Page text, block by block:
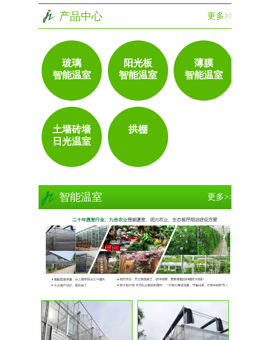
产品中心 更多>>
玻璃
智能温室
阳光板
智能温室
薄膜
智能温室
土墙砖墙
日光温室
拱棚
智能温室 更多>>